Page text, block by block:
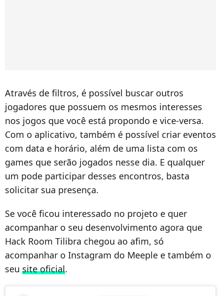
Através de filtros, é possível buscar outros
jogadores que possuem os mesmos interesses
nos jogos que você está propondo e vice-versa.
Com o aplicativo, também é possível criar eventos
com data e horário, além de uma lista com os
games que serão jogados nesse dia. E qualquer
um pode participar desses encontros, basta
solicitar sua presença.
Se você ficou interessado no projeto e quer
acompanhar o seu desenvolvimento agora que
Hack Room Tilibra chegou ao afim, só
acompanhar o Instagram do Meeple e também o
seu site oficial.